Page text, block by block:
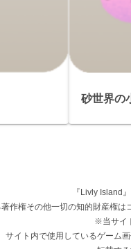
砂世界の
『Livly Island
著作権その他一切の知的財産権
※当サイト
サイト内で使用しているゲーム